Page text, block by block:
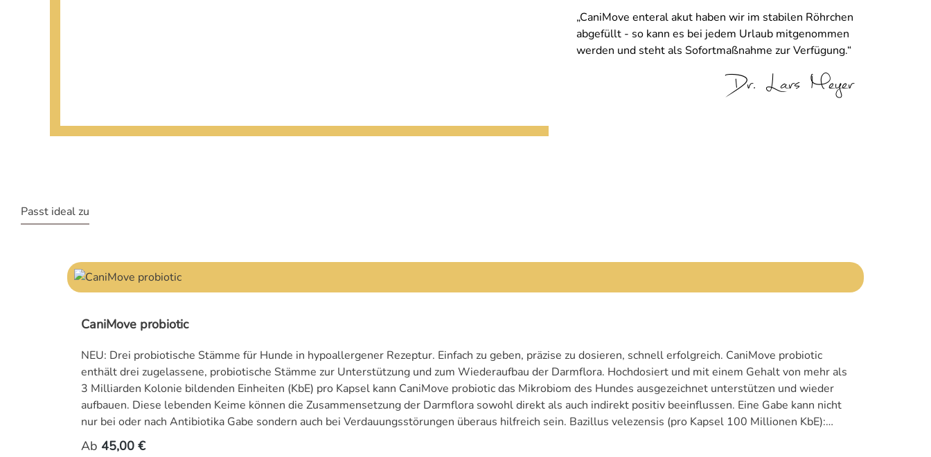
„CaniMove enteral akut haben wir im stabilen Röhrchen
abgefüllt - so kann es bei jedem Urlaub mitgenommen
werden und steht als Sofortmaßnahme zur Verfügung.“
Dr. Lars Meyer
Passt ideal zu
CaniMove probiotic
NEU: Drei probiotische Stämme für Hunde in hypoallergener Rezeptur. Einfach zu geben, präzise zu dosieren, schnell erfolgreich. CaniMove probiotic
enthält drei zugelassene, probiotische Stämme zur Unterstützung und zum Wiederaufbau der Darmflora. Hochdosiert und mit einem Gehalt von mehr als
3 Milliarden Kolonie bildenden Einheiten (KbE) pro Kapsel kann CaniMove probiotic das Mikrobiom des Hundes ausgezeichnet unterstützen und wieder
aufbauen. Diese lebenden Keime können die Zusammensetzung der Darmflora sowohl direkt als auch indirekt positiv beeinflussen. Eine Gabe kann nicht
nur bei oder nach Antibiotika Gabe sondern auch bei Verdauungsstörungen überaus hilfreich sein. Bazillus velezensis (pro Kapsel 100 Millionen KbE):
Bacillus velezensis ist ein Bakterienstamm, der im Darm eine positive Umgebung für nützliche Bakterien schaffen kann, indem er in Konkurrenz mit
Regulärer Preis:
Ab 45,00 €